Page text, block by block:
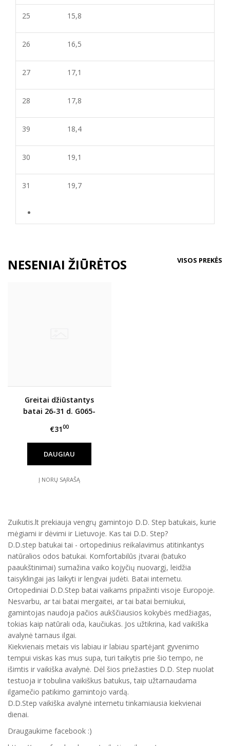
25 15,8
26 16,5
27 17,1
28 17,8
39 18,4
30 19,1
31 19,7
NESENIAI ŽIŪRĖTOS VISOS PREKĖS
Greitai džiūstantys
batai 26-31 d. G065-
€3100
DAUGIAU
Į NORŲ SĄRAŠĄ
Zuikutis.lt prekiauja vengrų gamintojo D.D. Step batukais, kurie
mėgiami ir dėvimi ir Lietuvoje. Kas tai D.D. Step?
D.D.step batukai tai - ortopedinius reikalavimus atitinkantys
natūralios odos batukai. Komfortabilūs įtvarai (batuko
paaukštinimai) sumažina vaiko kojyčių nuovargį, leidžia
taisyklingai jas laikyti ir lengvai judėti. Batai internetu.
Ortopediniai D.D.Step batai vaikams pripažinti visoje Europoje.
Nesvarbu, ar tai batai mergaitei, ar tai batai berniukui,
gamintojas naudoja pačios aukščiausios kokybės medžiagas,
tokias kaip natūrali oda, kaučiukas. Jos užtikrina, kad vaikiška
avalynė tarnaus ilgai.
Kiekvienais metais vis labiau ir labiau spartėjant gyvenimo
tempui viskas kas mus supa, turi taikytis prie šio tempo, ne
išimtis ir vaikiška avalynė. Dėl šios priežasties D.D. Step nuolat
testuoja ir tobulina vaikiškus batukus, taip užtarnaudama
ilgamečio patikimo gamintojo vardą.
D.D.Step vaikiška avalynė internetu tinkamiausia kiekvienai
dienai.
Draugaukime facebook :)